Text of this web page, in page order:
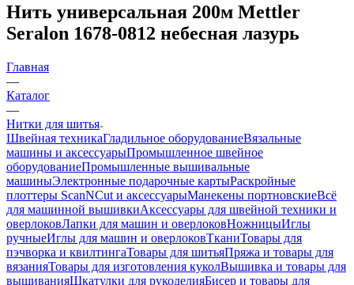
Нить универсальная 200м Mettler
Seralon 1678-0812 небесная лазурь
Главная
—
Каталог
—
Нитки для шитья
Швейная техникаГладильное оборудованиеВязальные
машины и аксессуарыПромышленное швейное
оборудованиеПромышленные вышивальные
машиныЭлектронные подарочные картыРаскройные
плоттеры ScanNCut и аксессуарыМанекены портновскиеВсё
для машинной вышивкиАксессуары для швейной техники и
оверлоковЛапки для машин и оверлоковНожницыИглы
ручныеИглы для машин и оверлоковТканиТовары для
пэчворка и квилтингаТовары для шитьяПряжа и товары для
вязанияТовары для изготовления куколВышивка и товары для
вышиванияШкатулки для рукоделияБисер и товары для